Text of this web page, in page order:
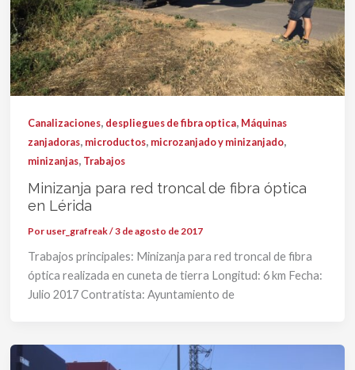
Canalizaciones, despliegues de fibra optica, Máquinas
zanjadoras, microductos, microzanjado y minizanjado,
minizanjas, Trabajos
Minizanja para red troncal de fibra óptica
en Lérida
Por user_grafreak/3 de agosto de 2017
Trabajos principales: Minizanja para red troncal de fibra
óptica realizada en cuneta de tierra Longitud: 6 km Fecha:
Julio 2017 Contratista: Ayuntamiento de